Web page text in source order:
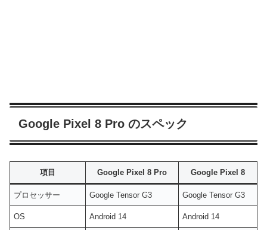
Google Pixel 8 Pro のスペック
項目 Google Pixel 8 Pro Google Pixel 8
プロセッサー Google Tensor G3 Google Tensor G3
OS Android 14 Android 14